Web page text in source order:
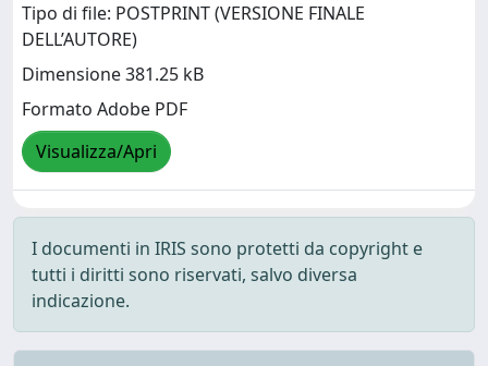
Tipo di file: POSTPRINT (VERSIONE FINALE
DELL’AUTORE)
Dimensione 381.25 kB
Formato Adobe PDF
Visualizza/Apri
I documenti in IRIS sono protetti da copyright e
tutti i diritti sono riservati, salvo diversa
indicazione.